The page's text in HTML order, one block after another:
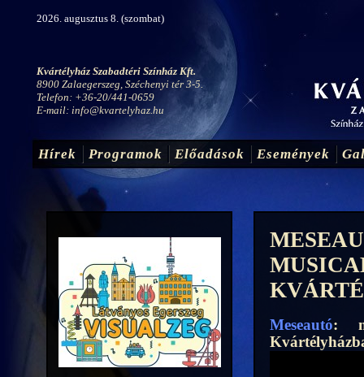
2026. augusztus 8. (szombat)
Kvártélyház Szabadtéri Színház Kft.
8900 Zalaegerszeg, Széchenyi tér 3-5.
Telefon: +36-20/441-0659
E-mail: info@kvartelyhaz.hu
Hírek Programok Előadások Események
Meseautó: